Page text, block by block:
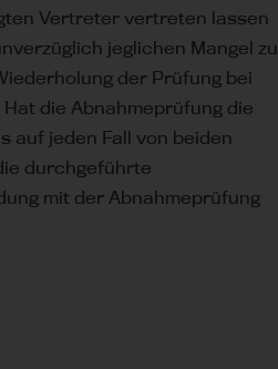
Vertreter vertreten lassen
jeglichen Mangel zu
der Prüfung bei
die Abnahmeprüfung die
auf jeden Fall von beiden
durchgeführte
mit der Abnahmeprüfung